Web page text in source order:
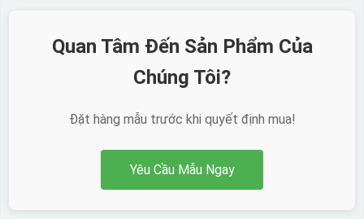
Quan Tâm Đến Sản Phẩm Của
Chúng Tôi?
Đặt hàng mẫu trước khi quyết định mua!
Yêu Cầu Mẫu Ngay